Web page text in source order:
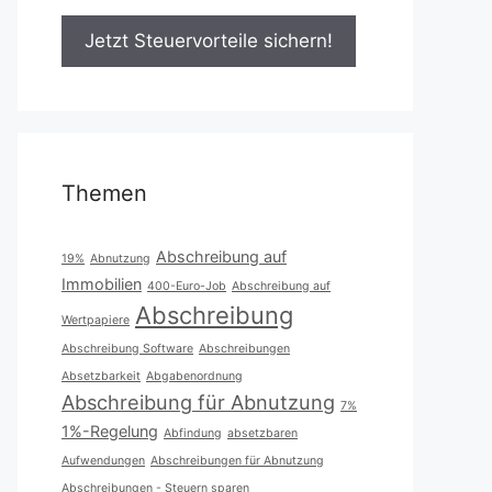
Themen
19% Abnutzung Abschreibung auf
Immobilien 400-Euro-Job Abschreibung auf
Wertpapiere Abschreibung
Abschreibung Software Abschreibungen
Absetzbarkeit Abgabenordnung
Abschreibung für Abnutzung 7%
1%-Regelung Abfindung absetzbaren
Aufwendungen Abschreibungen für Abnutzung
Abschreibungen - Steuern sparen